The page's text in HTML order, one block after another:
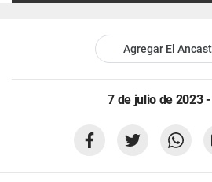
Agregar El
7 de julio de 2023